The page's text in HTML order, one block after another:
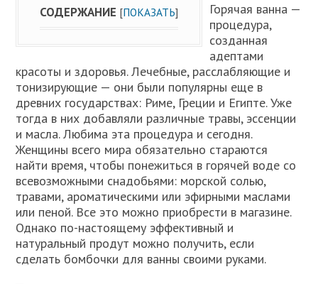
СОДЕРЖАНИЕ [ПОКАЗАТЬ]
Горячая ванна —
процедура,
созданная
адептами
красоты и здоровья. Лечебные, расслабляющие и
тонизирующие — они были популярны еще в
древних государствах: Риме, Греции и Египте. Уже
тогда в них добавляли различные травы, эссенции
и масла. Любима эта процедура и сегодня.
Женщины всего мира обязательно стараются
найти время, чтобы понежиться в горячей воде со
всевозможными снадобьями: морской солью,
травами, ароматическими или эфирными маслами
или пеной. Все это можно приобрести в магазине.
Однако по-настоящему эффективный и
натуральный продут можно получить, если
сделать бомбочки для ванны своими руками.